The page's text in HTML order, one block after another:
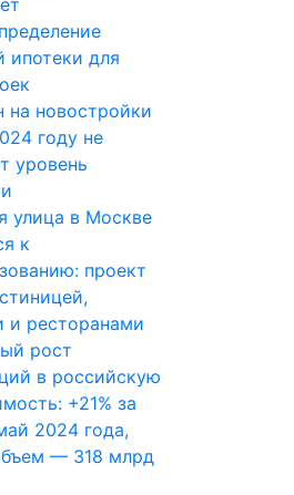
ипотеки для
на новостройки
году не
уровень
улица в Москве
к
проект
и ресторанами
рост
в российскую
+21% за
2024 года,
— 318 млрд